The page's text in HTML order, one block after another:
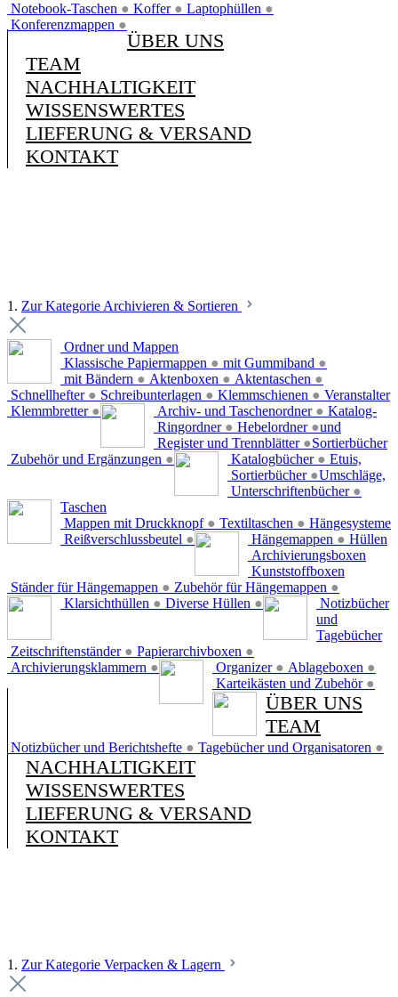
Notebook-Taschen ● Koffer ● Laptophüllen ●
Konferenzmappen ●
ÜBER UNS
TEAM
NACHHALTIGKEIT
WISSENSWERTES
LIEFERUNG & VERSAND
KONTAKT
1. Zur Kategorie Archivieren & Sortieren
Ordner und Mappen
Klassische Papiermappen ● mit Gummiband ●
mit Bändern ● Aktenboxen ● Aktentaschen ●
Schnellhefter ● Schreibunterlagen ● Klemmschienen ●
Klemmbretter ●
Veranstalter
Archiv- und Taschenordner ●
Ringordner ● Hebelordner ●
Register und Trennblätter ●
Zubehör und Ergänzungen ●
Katalog-
und
Sortierbücher
Katalogbücher ●
Sortierbücher ●
Unterschriftenbücher ●
Etuis,
Umschläge,
Taschen
Mappen mit Druckknopf ● Textiltaschen ●
Reißverschlussbeutel ●
Hängesysteme
Hängemappen ●
Ständer für Hängemappen ● Zubehör für Hängemappen ●
Hüllen
Klarsichthüllen ● Diverse Hüllen ●
Archivierungsboxen
Zeitschriftenständer ● Papierarchivboxen ●
Archivierungsklammern ●
Kunststoffboxen
Organizer ● Ablageboxen ●
Karteikästen und Zubehör ●
Notizbücher
und
Tagebücher
Notizbücher und Berichtshefte ● Tagebücher und Organisatoren ●
ÜBER UNS
TEAM
NACHHALTIGKEIT
WISSENSWERTES
LIEFERUNG & VERSAND
KONTAKT
1. Zur Kategorie Verpacken & Lagern